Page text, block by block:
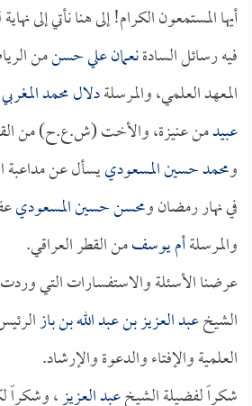
أيها المستمعون الكرام! إلى هنا نأتي إلى
فيه رسائل السادةنعمان علي حسنمن
المعهد العلمي، والمرسلةدلال محمد المغربي
عبيدمن عنيزة، والأخت (ش.ع.ح) من
ومحمد حسين المسعودييسأل عن مداعبة
في نهار رمضان ومحسن حسين المسعودي
والمرسلةأم يوسفمن القطر العراقي.
عرضنا الأسئلة والاستفسارات التي وردت
الشيخعبد العزيز بن عبد الله بن باز
العلمية والإفتاء والدعوة والإرشاد.
شكراً لفضيلة الشيخعبد العزيز، وشكراً